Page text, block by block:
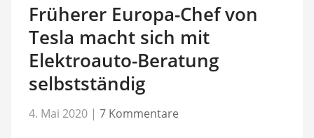
Früherer Europa-Chef von
Tesla macht sich mit
Elektroauto-Beratung
selbstständig
4. Mai 2020 | 7 Kommentare